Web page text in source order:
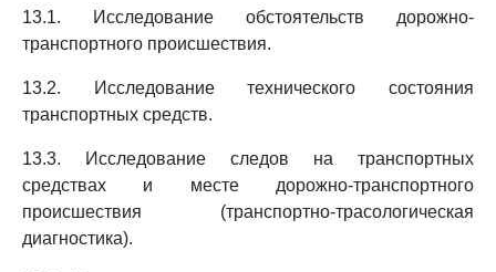
13.1. Исследование обстоятельств дорожно-
транспортного происшествия.
13.2. Исследование технического состояния
транспортных средств.
13.3. Исследование следов на транспортных
средствах и месте дорожно-транспортного
происшествия (транспортно-трасологическая
диагностика).